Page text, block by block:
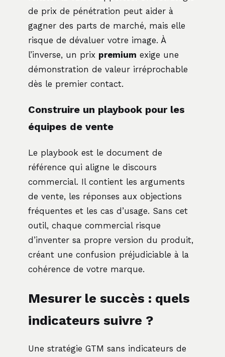
de prix de pénétration peut aider à
gagner des parts de marché, mais elle
risque de dévaluer votre image. À
l’inverse, un prix premium exige une
démonstration de valeur irréprochable
dès le premier contact.
Construire un playbook pour les
équipes de vente
Le playbook est le document de
référence qui aligne le discours
commercial. Il contient les arguments
de vente, les réponses aux objections
fréquentes et les cas d’usage. Sans cet
outil, chaque commercial risque
d’inventer sa propre version du produit,
créant une confusion préjudiciable à la
cohérence de votre marque.
Mesurer le succès : quels
indicateurs suivre ?
Une stratégie GTM sans indicateurs de